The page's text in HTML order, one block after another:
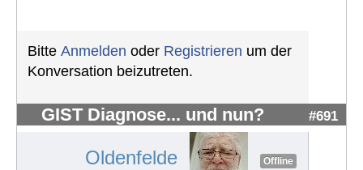
Bitte Anmelden oder Registrieren um der
Konversation beizutreten.
GIST Diagnose... und nun? #691
Oldenfelde Offline